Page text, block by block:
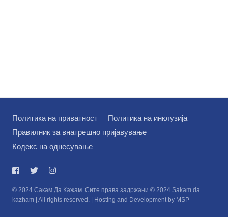
Политика на приватност
Политика на инклузија
Правилник за внатрешно пријавување
Кодекс на однесување
© 2024 Сакам Да Кажам. Сите права задржани © 2024 Sakam da
kazham | All rights reserved. | Hosting and Development by MSP